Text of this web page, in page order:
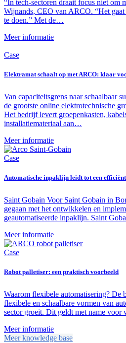
“In tech-sectoren draait focus niet om
Wijnands, CEO van ARCO. “Het
te doen.” Met de…
Meer informatie
Case
Elektramat schaalt op met ARCO: klaar
Van capaciteitsgrens naar schaalbaar
de grootste online elektrotechnische
Het bedrijf levert groepenkasten,
installatiemateriaal aan…
Meer informatie
Case
Automatische inpaklijn leidt tot een
Saint Gobain Voor Saint Gobain in
gegaan met het ontwikkelen en
geautomatiseerde inpaklijn. Saint
Meer informatie
Case
Robot palletiser: een praktisch voorbeeld
Waarom flexibele automatisering? De
flexibele en schaalbare vormen van
sector groeit. Dit geldt met name voor
Meer informatie
Meer knowledge base